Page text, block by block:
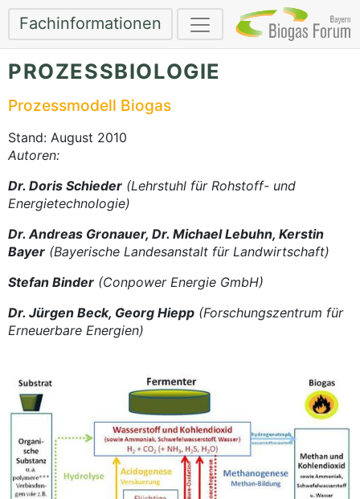
Fachinformationen
PROZESSBIOLOGIE
Prozessmodell Biogas
Stand: August 2010
Autoren:
Dr. Doris Schieder (Lehrstuhl für Rohstoff- und
Energietechnologie)
Dr. Andreas Gronauer, Dr. Michael Lebuhn, Kerstin
Bayer (Bayerische Landesanstalt für Landwirtschaft)
Stefan Binder (Conpower Energie GmbH)
Dr. Jürgen Beck, Georg Hiepp (Forschungszentrum für
Erneuerbare Energien)